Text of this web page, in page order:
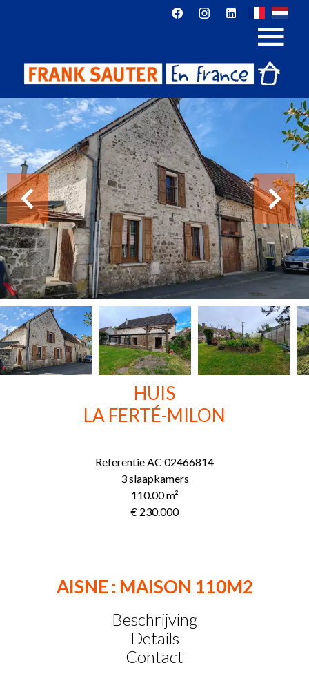
HUIS
LA FERTÉ-MILON
ReferentieAC 02466814
3 slaapkamers
110.00m²
€ 230.000
AISNE : MAISON 110M2
Beschrijving
Details
Contact